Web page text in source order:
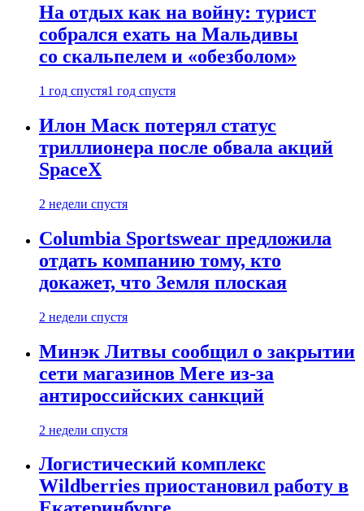
На отдых как на войну: турист
собрался ехать на Мальдивы
со скальпелем и «обезболом»
1 год спустя1 год спустя
Илон Маск потерял статус
триллионера после обвала акций
SpaceX
2 недели спустя
Columbia Sportswear предложила
отдать компанию тому, кто
докажет, что Земля плоская
2 недели спустя
Минэк Литвы сообщил о закрытии
сети магазинов Mere из-за
антироссийских санкций
2 недели спустя
Логистический комплекс
Wildberries приостановил работу в